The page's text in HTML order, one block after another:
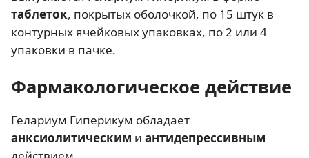
таблеток, покрытых оболочкой, по 15 штук в
контурных ячейковых упаковках, по 2 или 4
упаковки в пачке.
Фармакологическое действие
Гелариум Гиперикум обладает
анксиолитическим и антидепрессивным